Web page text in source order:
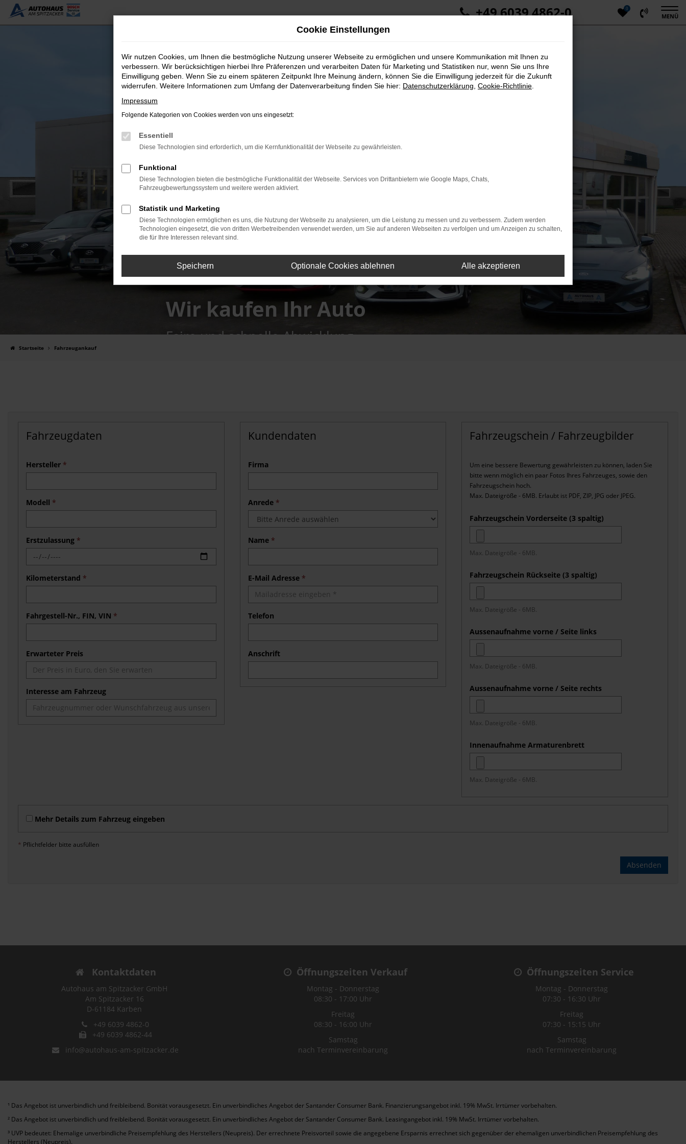
Zum
Hauptinhalt
+49 6039 4862-0 0
MENÜ
Wir kaufen Ihr Auto
Faire und schnelle Abwicklung
Startseite Fahrzeugankauf
Fahrzeugdaten
Hersteller *
Modell *
Erstzulassung *
Kilometerstand *
Fahrgestell-Nr., FIN, VIN *
Erwarteter Preis
Interesse am Fahrzeug
Kundendaten
Firma
Anrede *
Name *
E-Mail Adresse *
Telefon
Anschrift
Fahrzeugschein / Fahrzeugbilder
Um eine bessere Bewertung gewährleisten zu können, laden Sie
bitte wenn möglich ein paar Fotos Ihres Fahrzeuges, sowie den
Fahrzeugschein hoch.
Max. Dateigröße - 6MB. Erlaubt ist PDF, ZIP, JPG oder JPEG.
Fahrzeugschein Vorderseite (3 spaltig)
Max. Dateigröße - 6MB.
Fahrzeugschein Rückseite (3 spaltig)
Max. Dateigröße - 6MB.
Aussenaufnahme vorne / Seite links
Max. Dateigröße - 6MB.
Aussenaufnahme vorne / Seite rechts
Max. Dateigröße - 6MB.
Innenaufnahme Armaturenbrett
Max. Dateigröße - 6MB.
Mehr Details zum Fahrzeug eingeben
* Pflichtfelder bitte ausfüllen
Absenden
Kontaktdaten
Autohaus am Spitzacker GmbH
Am Spitzacker 16
D-61184 Karben
+49 6039 4862-0
+49 6039 4862-44
info@autohaus-am-spitzacker.de
Öffnungszeiten Verkauf
Montag - Donnerstag
08:30 - 17:00 Uhr
Freitag
08:30 - 16:00 Uhr
Samstag
nach Terminvereinbarung
Öffnungszeiten Service
Montag - Donnerstag
07:30 - 16:30 Uhr
Freitag
07:30 - 15:15 Uhr
Samstag
nach Terminvereinbarung
¹ Das Angebot ist unverbindlich und freibleibend. Bonität vorausgesetzt. Ein unverbindliches Angebot der Santander Consumer Bank. Finanzierungsangebot inkl. 19% MwSt. Irrtümer vorbehalten.
² Das Angebot ist unverbindlich und freibleibend. Bonität vorausgesetzt. Ein unverbindliches Angebot der Santander Consumer Bank. Leasingangebot inkl. 19% MwSt. Irrtümer vorbehalten.
³ UVP bedeutet: Ehemalige unverbindliche Preisempfehlung des Herstellers (Neupreis). Der errechnete Preisvorteil sowie die angegebene Ersparnis errechnet sich gegenüber der ehemaligen unverbindlichen Preisempfehlung des
Herstellers (Neupreis).
Cookie Einstellungen
Wir nutzen Cookies, um Ihnen die bestmögliche Nutzung unserer Webseite zu ermöglichen und unsere Kommunikation mit Ihnen zu
verbessern. Wir berücksichtigen hierbei Ihre Präferenzen und verarbeiten Daten für Marketing und Statistiken nur, wenn Sie uns Ihre
Einwilligung geben. Wenn Sie zu einem späteren Zeitpunkt Ihre Meinung ändern, können Sie die Einwilligung jederzeit für die Zukunft
widerrufen. Weitere Informationen zum Umfang der Datenverarbeitung finden Sie hier: Datenschutzerklärung Cookie-Richtlinie
Impressum
Folgende Kategorien von Cookies werden von uns eingesetzt:
Essentiell
Diese Technologien sind erforderlich, um die Kernfunktionalität der Webseite zu gewährleisten.
Funktional
Diese Technologien bieten die bestmögliche Funktionalität der Webseite. Services von Drittanbietern wie Google Maps, Chats,
Fahrzeugbewertungssystem und weitere werden aktiviert.
Statistik und Marketing
Diese Technologien ermöglichen es uns, die Nutzung der Webseite zu analysieren, um die Leistung zu messen und zu verbessern. Zudem werden
Technologien eingesetzt, die von dritten Werbetreibenden verwendet werden, um Sie auf anderen Webseiten zu verfolgen und um Anzeigen zu schalten,
die für Ihre Interessen relevant sind.
Speichern Optionale Cookies ablehnen Alle akzeptieren